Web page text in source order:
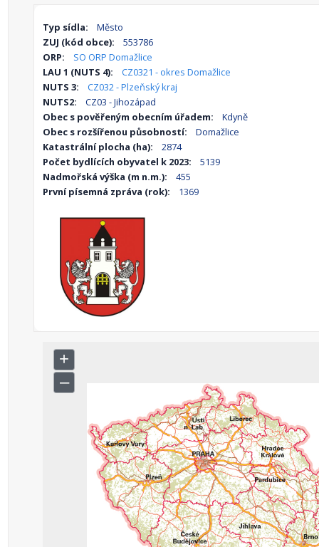
Typ sídla:
Město
ZUJ (kód obce):
553786
ORP:
SO ORP Domažlice
LAU 1 (NUTS 4):
CZ0321 - okres Domažlice
NUTS 3:
CZ032 - Plzeňský kraj
NUTS2:
CZ03 - Jihozápad
Obec s pověřeným obecním úřadem:
Kdyně
Obec s rozšířenou působností:
Domažlice
Katastrální plocha (ha):
2874
Počet bydlících obyvatel k 2023:
5139
Nadmořská výška (m n.m.):
455
První písemná zpráva (rok):
1369